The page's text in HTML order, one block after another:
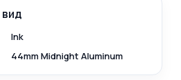
Ink
44mm Midnight Aluminum